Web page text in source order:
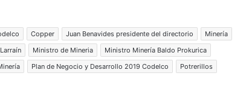
Copper Juan Benavides presidente del directorio
Minería
Ministro de Mineria
Ministro Minería Baldo Prokurica
Plan de Negocio y Desarrollo 2019 Codelco
Potrerillos